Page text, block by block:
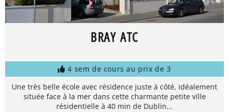
BRAY ATC
4 sem de cours au prix de 3
Une très belle école avec résidence juste à côté, idéalement
située face à la mer dans cette charmante petite ville
résidentielle à 40 min de Dublin...